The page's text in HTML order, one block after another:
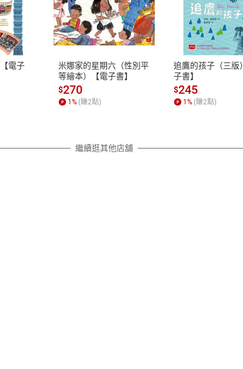
退換貨規範
本店是否提供消費者保護法七日猶豫期
之權利，遽消費者保護法及通訊交易解
除權合理例外情事適用準則，依商品性
質各有不同規定。詳細退換貨說明請參
照各商品說明。
服務時
13:00-
客服電
電子
米娜家的星期六（性別平
等繪本）【電子書】
$270
1 % (賺2點)
追鷹的孩子（三版
子書】
$245
1% (賺2點)
繼續逛其他店舖